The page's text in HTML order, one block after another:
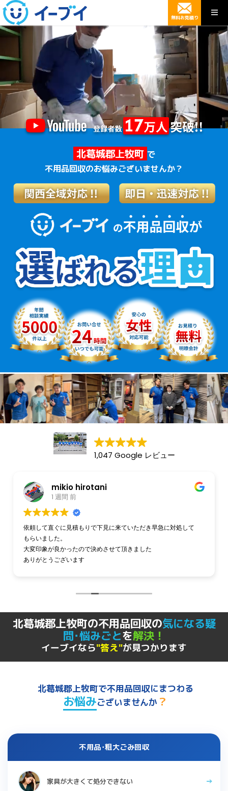
無料お見積り
北葛城郡上牧町 で
不用品回収のお悩みございませんか？
1,047 Google レビュー
mikio hirotani
1 週間 前
依頼して直ぐに見積もりで下見に来ていただき早急に対処して
もらいました。
大変印象が良かったので決めさせて頂きました
ありがとうございます
北葛城郡上牧町の不用品回収の気になる疑
問･悩みごとを解決！
イーブイなら"答え"が見つかります
北葛城郡上牧町で不用品回収にまつわる
お悩みございませんか ？
不用品･粗大ごみ回収
家具が大きくて処分できない